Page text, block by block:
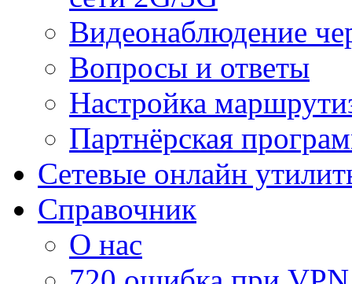
Видеонаблюдение
Вопросы и ответы
Настройка
Партнёрская
Сетевые онлайн
Справочник
О нас